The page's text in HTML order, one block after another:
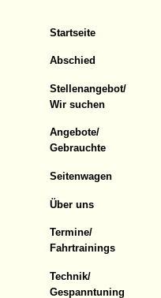
Startseite
Abschied
Stellenangebot/
Wir suchen
Angebote/
Gebrauchte
Seitenwagen
Über uns
Termine/
Fahrtrainings
Technik/
Gespanntuning